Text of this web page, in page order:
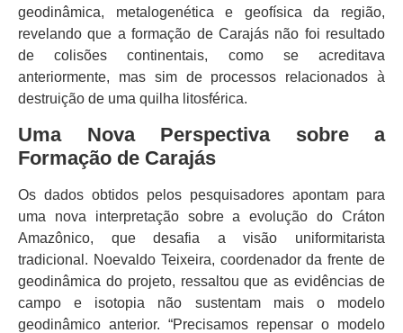
geodinâmica, metalogenética e geofísica da região,
revelando que a formação de Carajás não foi resultado
de colisões continentais, como se acreditava
anteriormente, mas sim de processos relacionados à
destruição de uma quilha litosférica.
Uma Nova Perspectiva sobre a
Formação de Carajás
Os dados obtidos pelos pesquisadores apontam para
uma nova interpretação sobre a evolução do Cráton
Amazônico, que desafia a visão uniformitarista
tradicional. Noevaldo Teixeira, coordenador da frente de
geodinâmica do projeto, ressaltou que as evidências de
campo e isotopia não sustentam mais o modelo
geodinâmico anterior. “Precisamos repensar o modelo